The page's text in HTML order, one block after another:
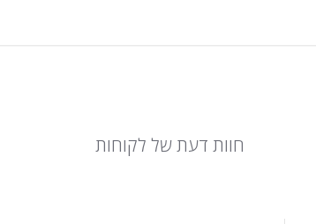
חוות דעת של לקוחות